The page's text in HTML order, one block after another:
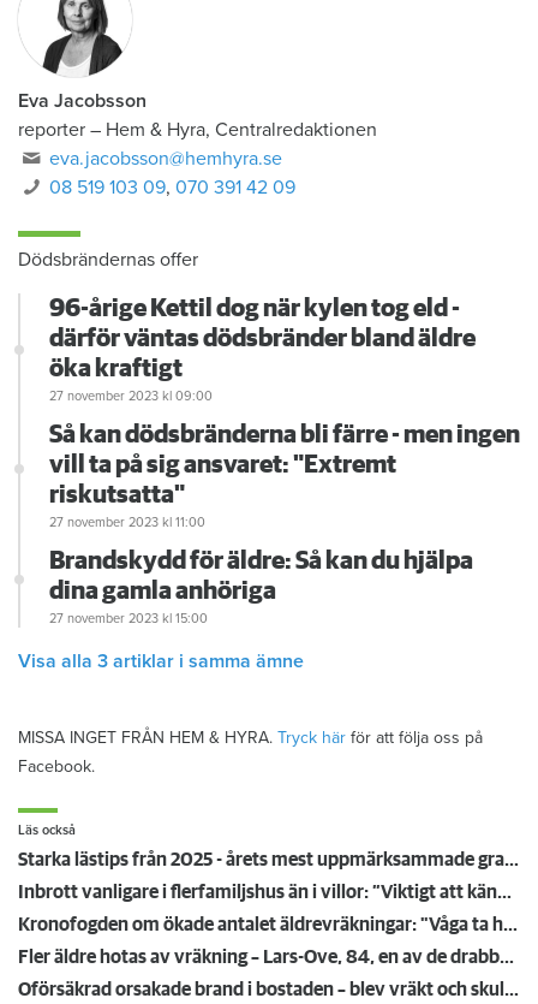
Eva Jacobsson
reporter – Hem & Hyra, Centralredaktionen
eva.jacobsson@hemhyra.se
08 519 103 09,070 391 42 09
Dödsbrändernas offer
96-årige Kettil dog när kylen tog eld -
därför väntas dödsbränder bland äldre
öka kraftigt
27 november 2023 kl 09:00
Så kan dödsbränderna bli färre - men ingen
vill ta på sig ansvaret: "Extremt
riskutsatta"
27 november 2023 kl 11:00
Brandskydd för äldre: Så kan du hjälpa
dina gamla anhöriga
27 november 2023 kl 15:00
Visa alla 3 artiklar i samma ämne
MISSA INGET FRÅN HEM & HYRA. Tryck här för att följa oss på
Facebook.
Läs också
Starka lästips från 2025 - årets mest uppmärksammade granskningar
Inbrott vanligare i flerfamiljshus än i villor: ”Viktigt att känna sina grannar”
Kronofogden om ökade antalet äldrevräkningar: "Våga ta hjälp"
Fler äldre hotas av vräkning – Lars-Ove, 84, en av de drabbade
Oförsäkrad orsakade brand i bostaden – blev vräkt och skuldsatt i 612 år